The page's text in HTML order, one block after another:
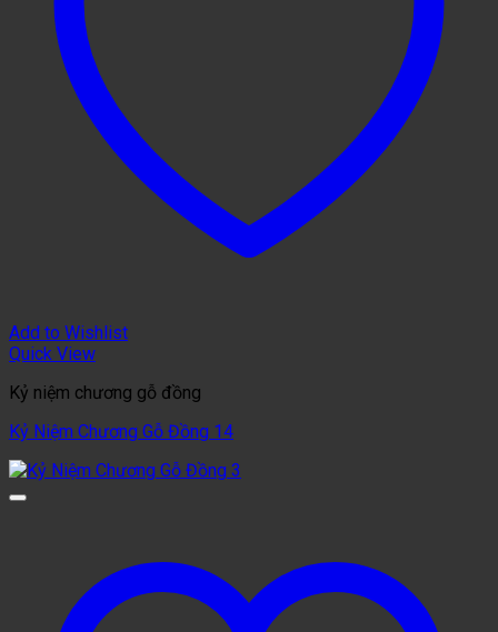
Add to Wishlist
Quick View
Kỷ niệm chương gỗ đồng
Kỷ Niệm Chương Gỗ Đồng 14